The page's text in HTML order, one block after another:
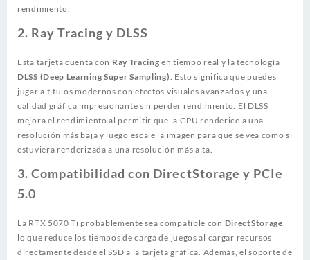
rendimiento.
2. Ray Tracing y DLSS
Esta tarjeta cuenta con Ray Tracing en tiempo real y la tecnología
DLSS (Deep Learning Super Sampling) . Esto significa que puedes
jugar a títulos modernos con efectos visuales avanzados y una
calidad gráfica impresionante sin perder rendimiento. El DLSS
mejora el rendimiento al permitir que la GPU renderice a una
resolución más baja y luego escale la imagen para que se vea como si
estuviera renderizada a una resolución más alta.
3. Compatibilidad con DirectStorage y PCIe
5.0
La RTX 5070 Ti probablemente sea compatible con DirectStorage
lo que reduce los tiempos de carga de juegos al cargar recursos
directamente desde el SSD a la tarjeta gráfica. Además, el soporte de